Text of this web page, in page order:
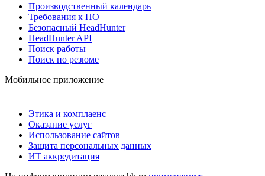
Производственный календарь
Требования к ПО
Безопасный HeadHunter
HeadHunter API
Поиск работы
Поиск по резюме
Мобильное приложение
Этика и комплаенс
Оказание услуг
Использование сайтов
Защита персональных данных
ИТ аккредитация